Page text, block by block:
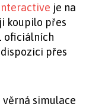
je na
koupilo přes
oficiálních
přes
simulace